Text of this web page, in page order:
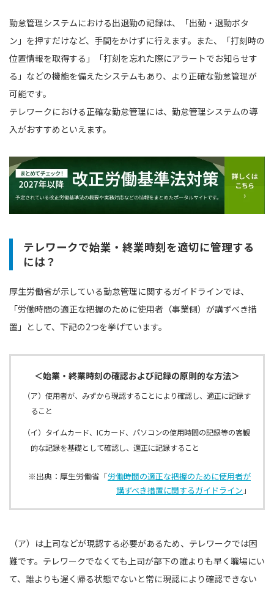
勤怠管理システムにおける出退勤の記録は、「出勤・退勤ボタ
ン」を押すだけなど、手間をかけずに行えます。また、「打刻時の
位置情報を取得する」「打刻を忘れた際にアラートでお知らせす
る」などの機能を備えたシステムもあり、より正確な勤怠管理が
可能です。
テレワークにおける正確な勤怠管理には、勤怠管理システムの導
入がおすすめといえます。
テレワークで始業・終業時刻を適切に管理する
には？
厚生労働省が示している勤怠管理に関するガイドラインでは、
「労働時間の適正な把握のために使用者（事業側）が講ずべき措
置」として、下記の2つを挙げています。
＜始業・終業時刻の確認および記録の原則的な方法＞
（ア）使用者が、みずから現認することにより確認し、適正に記録す
ること
（イ）タイムカード、ICカード、パソコンの使用時間の記録等の客観
的な記録を基礎として確認し、適正に記録すること
※出典：厚生労働省「労働時間の適正な把握のために使用者が
講ずべき措置に関するガイドライン 」
（ア）は上司などが現認する必要があるため、テレワークでは困
難です。テレワークでなくても上司が部下の誰よりも早く職場にい
て、誰よりも遅く帰る状態でないと常に現認により確認できない